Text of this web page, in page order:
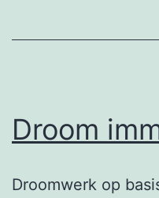
Droom
Droomwerk op